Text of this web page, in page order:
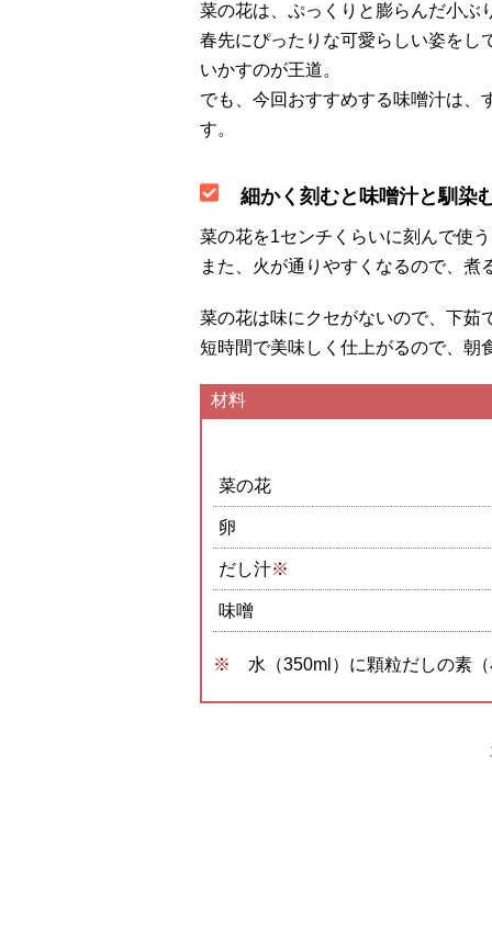
菜の花は、ぷっくりと膨らんだ小ぶ
春先にぴったりな可愛らしい姿をし
いかすのが王道。
でも、今回おすすめする味噌汁は、
す。
細かく刻むと味噌汁と馴染
菜の花を1センチくらいに刻んで使
また、火が通りやすくなるので、
菜の花は味にクセがないので、下茹
短時間で美味しく仕上がるので、朝
材料
菜の花
卵
だし汁※
味噌
水（350ml）に顆粒だしの素